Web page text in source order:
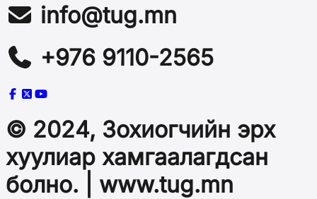
info@tug.mn
+976 9110-2565
© 2024, Зохиогчийн эрх
хуулиар хамгаалагдсан
болно. | www.tug.mn